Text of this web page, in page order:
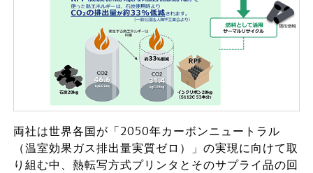
両社は世界各国が「2050年カーボンニュートラル
（温室効果ガス排出量実質ゼロ）」の実現に向けて取
り組む中、熱転写方式プリンタとそのサプライ品の回